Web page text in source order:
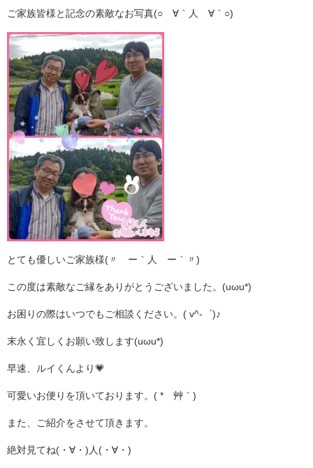
ご家族皆様と記念の素敵なお写真(○´∀｀人´∀｀○)
とても優しいご家族様(〃´ー｀人´ー｀〃)
この度は素敵なご縁をありがとうございました。(uωu*)
お困りの際はいつでもご相談ください。( v^-゜)♪
末永く宜しくお願い致します(uωu*)
早速、ルイくんより💗
可愛いお便りを頂いております。( *´艸｀)
また、ご紹介をさせて頂きます。
絶対見てね(・∀・)人(・∀・)